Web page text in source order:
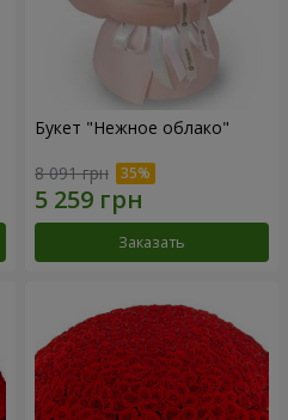
Букет "Нежное облако"
8 091 грн
Заказать